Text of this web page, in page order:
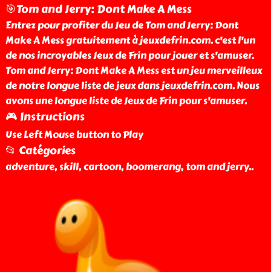
🎯Tom and Jerry: Dont Make A Mess
Entrez pour profiter du Jeu de Tom and Jerry: Dont
Make A Mess gratuitement à jeuxdefrin.com. c'est l'un
de nos incroyables Jeux de Frin pour jouer et s'amuser.
Tom and Jerry: Dont Make A Mess est un jeu merveilleux
de notre longue liste de jeux dans jeuxdefrin.com. Nous
avons une longue liste de Jeux de Frin pour s'amuser.
🎮 Instructions
Use Left Mouse button to Play
📂 Catégories
adventure, skill, cartoon, boomerang, tom and jerry..